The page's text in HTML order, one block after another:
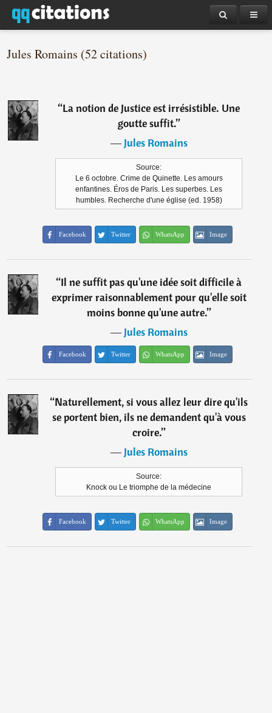
Jules Romains (52 citations)
“La notion de Justice est irrésistible. Une
goutte suffit.”
―Jules Romains
Source:
Le 6 octobre. Crime de Quinette. Les amours
enfantines. Éros de Paris. Les superbes. Les
humbles. Recherche d'une église (ed. 1958)
Facebook Twitter WhatsApp Image
“Il ne suffit pas qu'une idée soit difficile à
exprimer raisonnablement pour qu'elle soit
moins bonne qu'une autre.”
―Jules Romains
Facebook Twitter WhatsApp Image
“Naturellement, si vous allez leur dire qu'ils
se portent bien, ils ne demandent qu'à vous
croire.”
―Jules Romains
Source:
Knock ou Le triomphe de la médecine
Facebook Twitter WhatsApp Image